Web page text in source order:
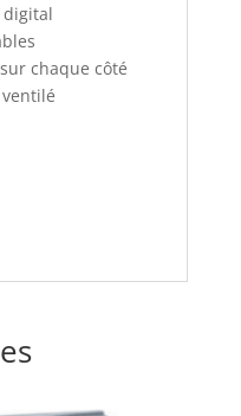
digital
chaque côté